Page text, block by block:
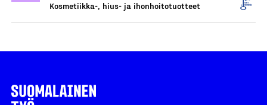
Kosmetiikka-, hius- ja ihonhoitotuotteet